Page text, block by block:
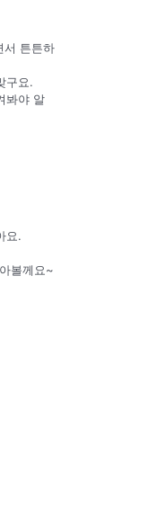
서 튼튼하
구요.
봐야 알
요.
볼께요~